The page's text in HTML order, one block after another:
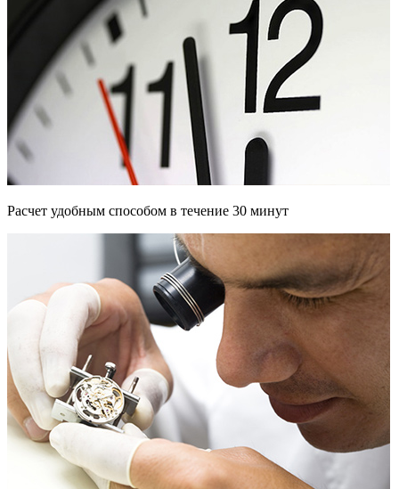
Расчет удобным способом в течение 30 минут